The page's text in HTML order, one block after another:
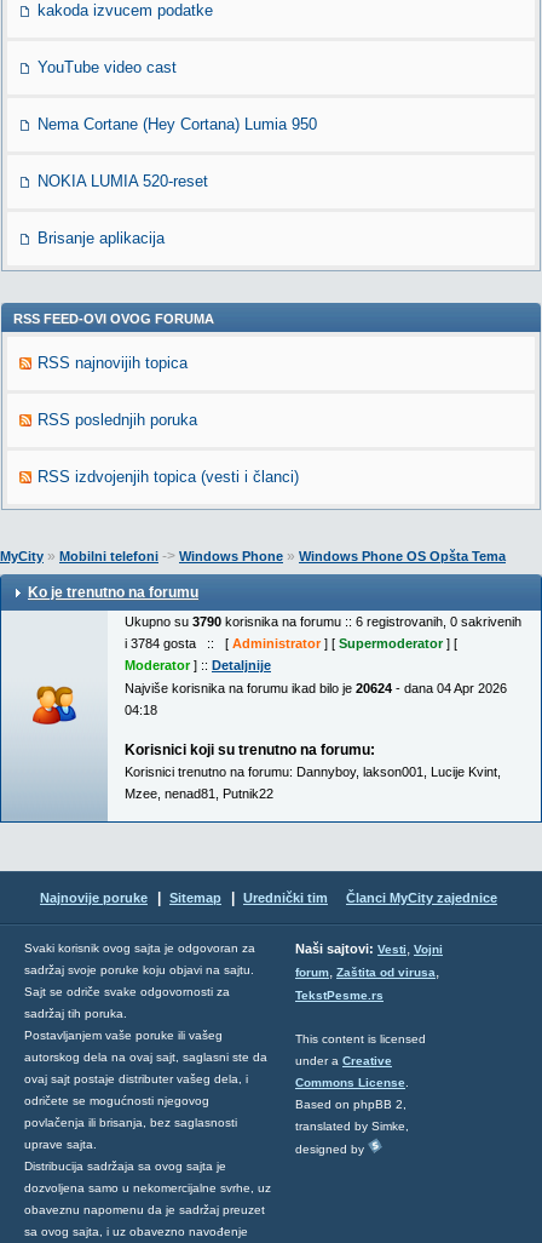
kakoda izvucem podatke
YouTube video cast
Nema Cortane (Hey Cortana) Lumia 950
NOKIA LUMIA 520-reset
Brisanje aplikacija
RSS FEED-OVI OVOG FORUMA
RSS najnovijih topica
RSS poslednjih poruka
RSS izdvojenjih topica (vesti i članci)
MyCity » Mobilni telefoni -> Windows Phone » Windows Phone OS Opšta Tema
Ko je trenutno na forumu
Ukupno su 3790 korisnika na forumu :: 6 registrovanih, 0 sakrivenih
i 3784 gosta :: [ Administrator] [ Supermoderator] [
Moderator] :: Detaljnije
Najviše korisnika na forumu ikad bilo je 20624 - dana 04 Apr 2026
04:18
Korisnici koji su trenutno na forumu:
Korisnici trenutno na forumu: Dannyboy, lakson001 Lucije Kvint
Mzee nenad81 Putnik22
Najnovije poruke Sitemap Urednički tim Članci MyCity zajednice
Svaki korisnik ovog sajta je odgovoran za
sadržaj svoje poruke koju objavi na sajtu.
Sajt se odriče svake odgovornosti za
sadržaj tih poruka.
Postavljanjem vaše poruke ili vašeg
autorskog dela na ovaj sajt, saglasni ste da
ovaj sajt postaje distributer vašeg dela, i
odričete se mogućnosti njegovog
povlačenja ili brisanja, bez saglasnosti
uprave sajta.
Distribucija sadržaja sa ovog sajta je
dozvoljena samo u nekomercijalne svrhe, uz
obaveznu napomenu da je sadržaj preuzet
sa ovog sajta, i uz obavezno navođenje
Naši sajtovi: Vesti, Vojni
forum, Zaštita od virusa,
TekstPesme.rs
This content is licensed
under a Creative
Commons License
Based on phpBB 2,
translated by Simke,
designed by